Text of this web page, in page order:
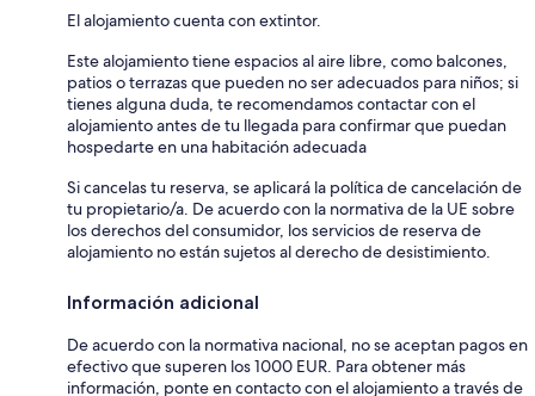
El alojamiento cuenta con extintor.
Este alojamiento tiene espacios al aire libre, como balcones,
patios o terrazas que pueden no ser adecuados para niños; si
tienes alguna duda, te recomendamos contactar con el
alojamiento antes de tu llegada para confirmar que puedan
hospedarte en una habitación adecuada
Si cancelas tu reserva, se aplicará la política de cancelación de
tu propietario/a. De acuerdo con la normativa de la UE sobre
los derechos del consumidor, los servicios de reserva de
alojamiento no están sujetos al derecho de desistimiento.
Información adicional
De acuerdo con la normativa nacional, no se aceptan pagos en
efectivo que superen los 1000 EUR. Para obtener más
información, ponte en contacto con el alojamiento a través de